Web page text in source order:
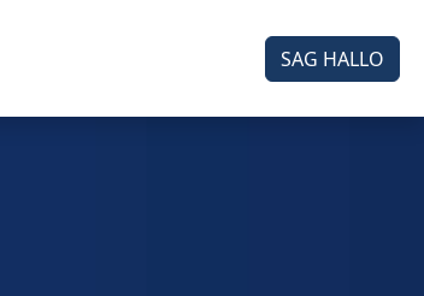
SAG HALLO